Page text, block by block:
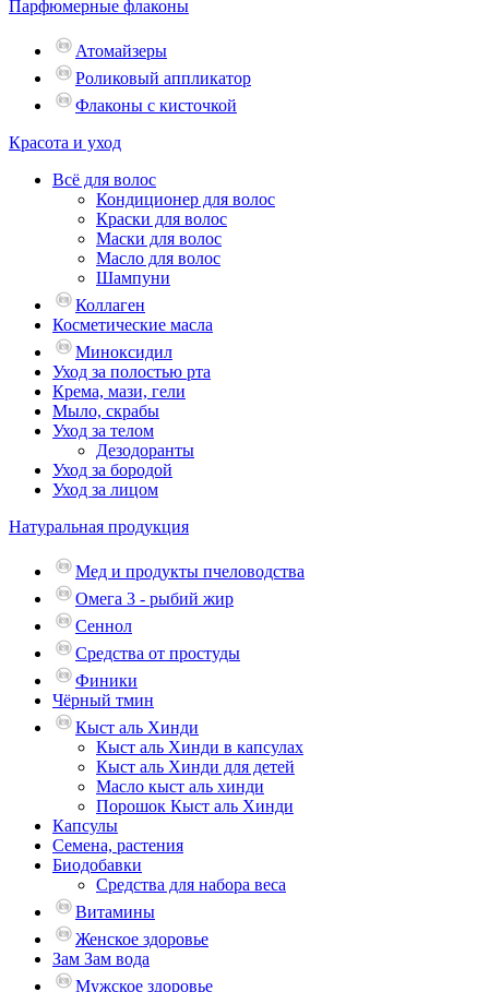
Парфюмерные флаконы
Атомайзеры
Роликовый аппликатор
Флаконы с кисточкой
Красота и уход
Всё для волос
Кондиционер для волос
Краски для волос
Маски для волос
Масло для волос
Шампуни
Коллаген
Косметические масла
Миноксидил
Уход за полостью рта
Крема, мази, гели
Мыло, скрабы
Уход за телом
Дезодоранты
Уход за бородой
Уход за лицом
Натуральная продукция
Мед и продукты пчеловодства
Омега 3 - рыбий жир
Сеннол
Средства от простуды
Финики
Чёрный тмин
Кыст аль Хинди
Кыст аль Хинди в капсулах
Кыст аль Хинди для детей
Масло кыст аль хинди
Порошок Кыст аль Хинди
Капсулы
Семена, растения
Биодобавки
Средства для набора веса
Витамины
Женское здоровье
Зам Зам вода
Мужское здоровье